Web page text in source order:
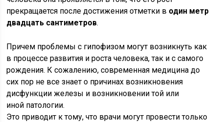
прекращается после достижения отметки в один метр
двадцать сантиметров.
Причем проблемы с гипофизом могут возникнуть как
в процессе развития и роста человека, так и с самого
рождения. К сожалению, современная медицина до
сих пор не все знает о причинах возникновения
дисфункции железы и возникновении той или
иной патологии.
Это приводит к тому, что врачи могут провести только